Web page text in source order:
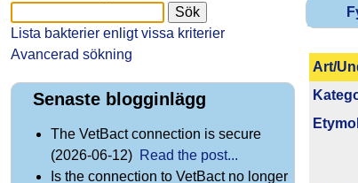
Art/
Lista bakterier enligt vissa kriterier
Avancerad sökning
Senaste blogginlägg
The VetBact connection is secure
(2026-06-12) Read the post...
Is the connection to VetBact no longer